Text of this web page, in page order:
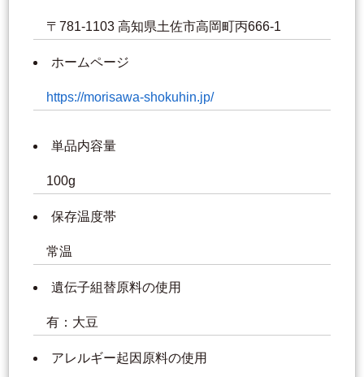
〒781-1103 高知県土佐市高岡町丙666-1
ホームページ
https://morisawa-shokuhin.jp/
単品内容量
100g
保存温度帯
常温
遺伝子組替原料の使用
有：大豆
アレルギー起因原料の使用